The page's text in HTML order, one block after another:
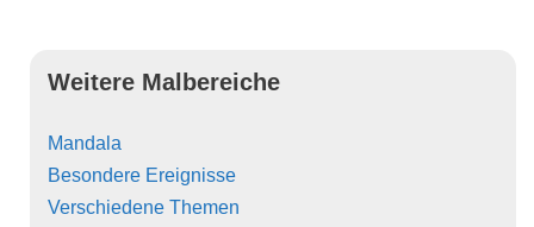
Weitere Malbereiche
Mandala
Besondere Ereignisse
Verschiedene Themen